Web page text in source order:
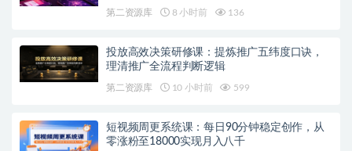
第二资源库 8 小时前 136
投放高效决策研修课：提炼推广五纬度口诀，
理清推广全流程判断逻辑
第二资源库 10 小时前 599
短视频周更系统课：每日90分钟稳定创作，从
零涨粉至18000实现月入八千